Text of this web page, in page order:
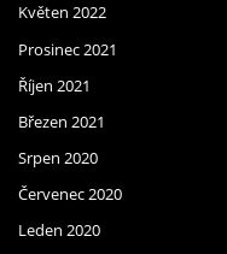
Květen 2022
Prosinec 2021
Říjen 2021
Březen 2021
Srpen 2020
Červenec 2020
Leden 2020